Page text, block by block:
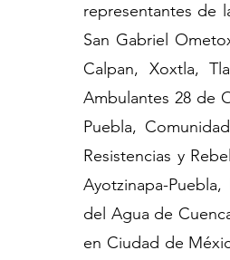
representantes de
San Gabriel
Calpan, Xoxtla,
Ambulantes 28 de
Puebla,
Resistencias y
Ayotzinapa-
del Agua de
en Ciudad de